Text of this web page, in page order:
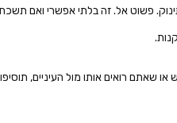
פשוט אל. זה בלתי אפשרי ואם
רואים אותו מול העיניים,